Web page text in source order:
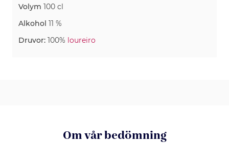
Volym 100 cl
Alkohol 11 %
Druvor: 100% loureiro
Om vår bedömning